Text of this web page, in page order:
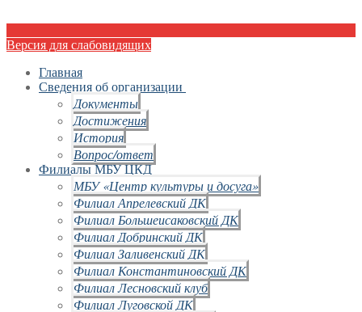
Версия для слабовидящих
Главная
Сведения об организации
Документы
Достижения
История
Вопрос/ответ
Филиалы МБУ ЦКД
МБУ «Центр культуры и досуга»
Филиал Апрелевский ДК
Филиал Большеисаковский ДК
Филиал Добринский ДК
Филиал Заливенский ДК
Филиал Константиновский ДК
Филиал Лесновский клуб
Филиал Луговской ДК